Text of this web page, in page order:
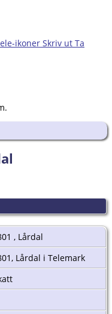
ikoner Skriv ut Ta
, Lårdal
Lårdal i Telemark